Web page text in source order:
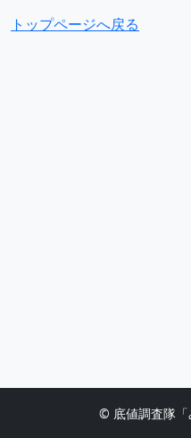
トップページへ戻る
© 底値調査隊「